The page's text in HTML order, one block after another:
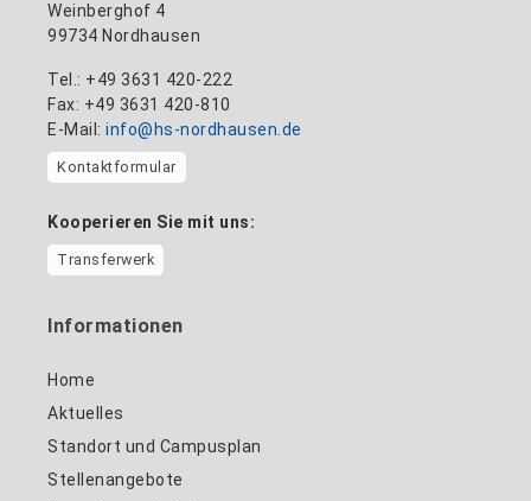
Weinberghof 4
99734 Nordhausen
Tel.: +49 3631 420-222
Fax: +49 3631 420-810
E-Mail: info@hs-nordhausen.de
Kontaktformular
Kooperieren Sie mit uns:
Transferwerk
Informationen
Home
Aktuelles
Standort und Campusplan
Stellenangebote